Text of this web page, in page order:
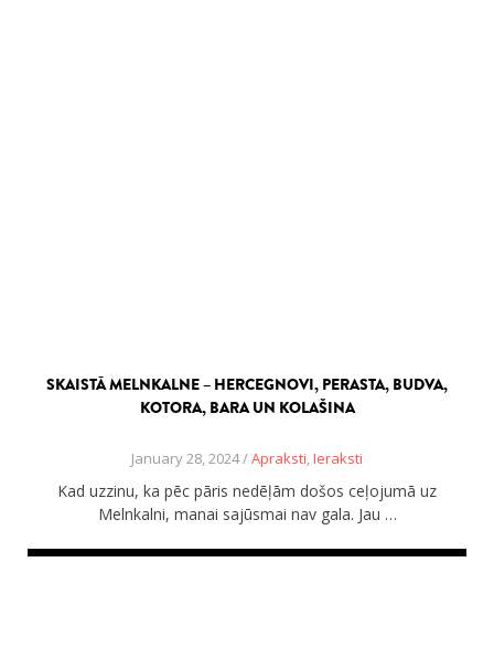
SKAISTĀ MELNKALNE – HERCEGNOVI, PERASTA, BUDVA,
KOTORA, BARA UN KOLAŠINA
January 28, 2024 / Apraksti Ieraksti
Kad uzzinu, ka pēc pāris nedēļām došos ceļojumā uz
Melnkalni, manai sajūsmai nav gala. Jau …